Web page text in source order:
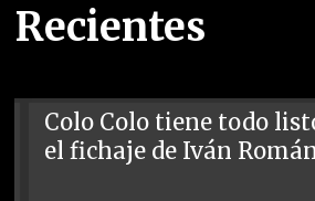
Recientes
Colo Colo tiene todo
el fichaje de Iván